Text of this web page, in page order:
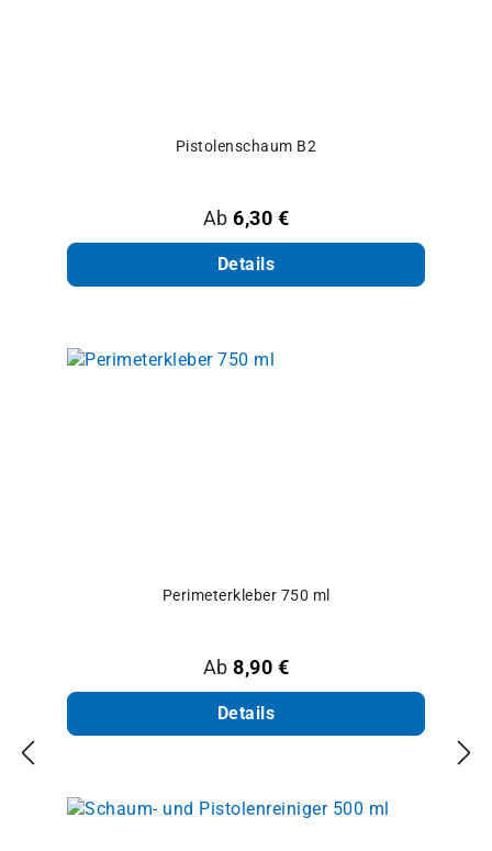
Pistolenschaum B2
Regulärer Preis:
Ab6,30 €
Details
Perimeterkleber 750 ml
Regulärer Preis:
Ab8,90 €
Details